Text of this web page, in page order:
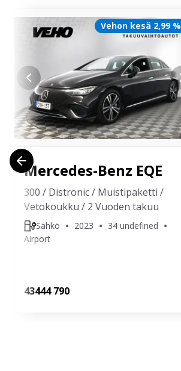
Vehon kesä 2,99 %
Mercedes-Benz EQE
300 / Distronic / Muistipaketti /
Vetokoukku / 2 Vuoden takuu
Sähkö 2023
34 undefined
Airport
43444 790